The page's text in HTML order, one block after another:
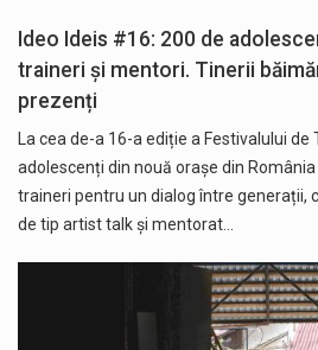
Ideo Ideis #16: 200 de
traineri și mentori. Tinerii
prezenți
La cea de-a 16-a ediție a Festivalului de
adolescenți din nouă orașe din
traineri pentru un dialog între generații,
de tip artist talk și mentorat…